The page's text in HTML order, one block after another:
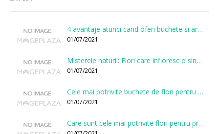
4 avantaje atunci cand oferi buchete si aranjamente printr-o florarie online
01/07/2021
Misterele naturii: Flori care infloresc o singura data la cateva sute de ani
01/07/2021
Cele mai potrivite buchete de flori pentru onomastici
01/07/2021
Care sunt cele mai potrivite flori pentru prima intalnire?